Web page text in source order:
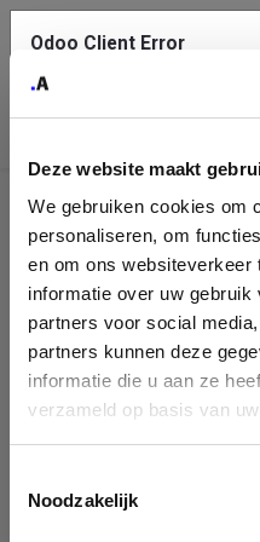
Deze website maakt
We gebruiken cookies om
personaliseren, om
en om ons websiteverkeer
informatie over uw
partners voor social
partners kunnen deze
informatie die u aan ze
verzameld op basis van
Noodzakelijk
Company
Identification
Please fill in your
You can search a company in
enterprise ID. When a
form. If you don't find your
Odoo Client Error
service.
See details
Ok